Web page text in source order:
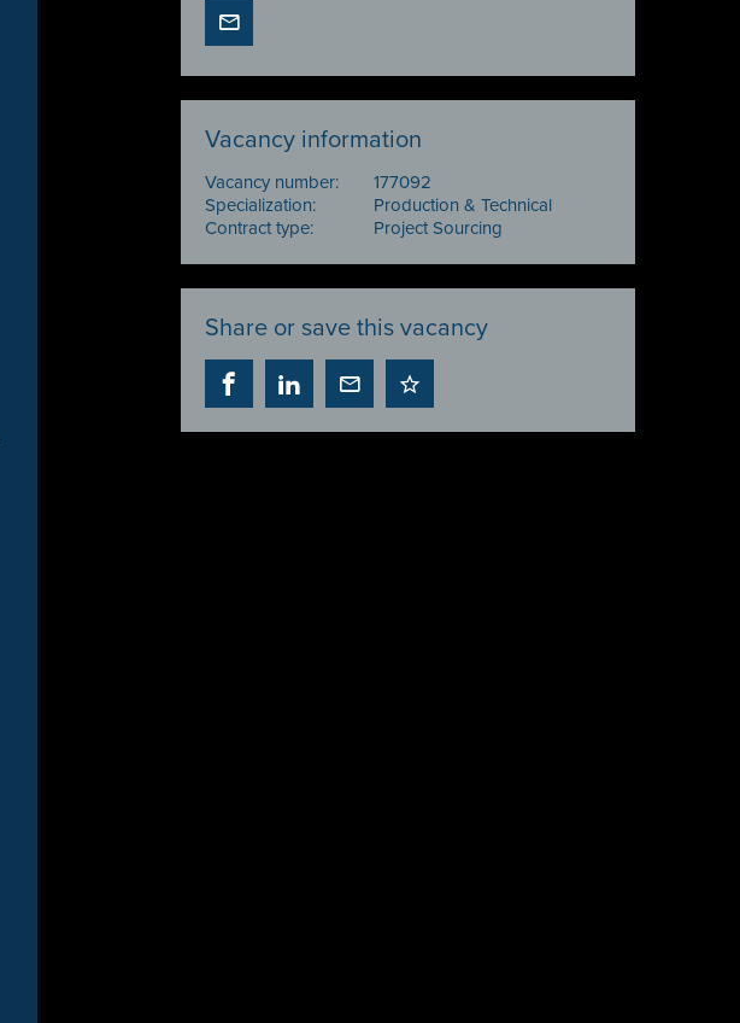
Vacancy information
Vacancy number:
177092
Specialization:
Production & Technical
Contract type:
Project Sourcing
Share or save this vacancy